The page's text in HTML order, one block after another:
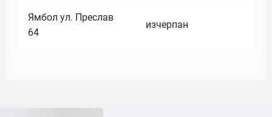
Ямбол ул. Преслав
64
изчерпан